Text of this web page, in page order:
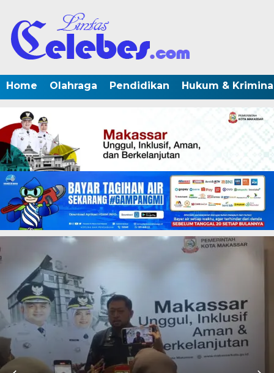
Home Olahraga Pendidikan Hukum &